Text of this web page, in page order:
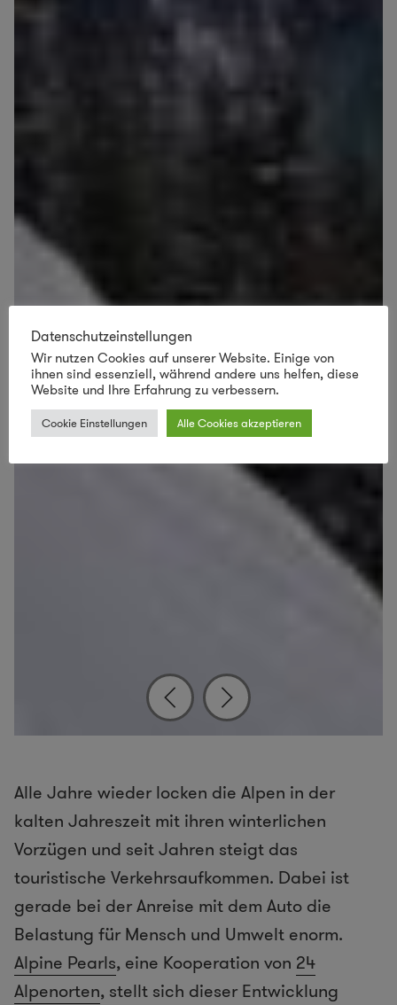
Alle Jahre wieder locken die Alpen in der
kalten Jahreszeit mit ihren winterlichen
Vorzügen und seit Jahren steigt das
touristische Verkehrsaufkommen. Dabei ist
gerade bei der Anreise mit dem Auto die
Belastung für Mensch und Umwelt enorm.
Alpine Pearls, eine Kooperation von 24
Alpenorten, stellt sich dieser Entwicklung
Datenschutzeinstellungen
Wir nutzen Cookies auf unserer Website. Einige von
ihnen sind essenziell, während andere uns helfen, diese
Website und Ihre Erfahrung zu verbessern.
Cookie Einstellungen Alle Cookies akzeptieren